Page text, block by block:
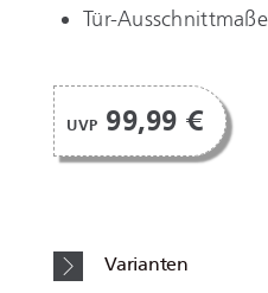
Tür-
UVP 99,99 €
Varianten